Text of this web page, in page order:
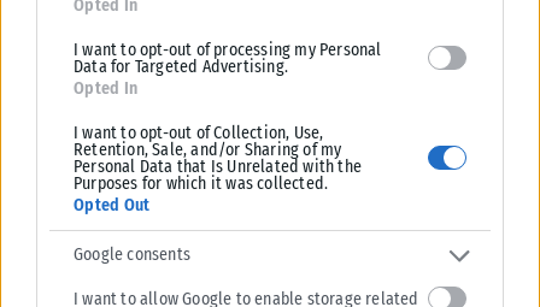
Opted In
I want to opt-out of processing my Personal
Data for Targeted Advertising.
Opted In
I want to opt-out of Collection, Use,
Retention, Sale, and/or Sharing of my
Personal Data that Is Unrelated with the
Purposes for which it was collected.
Opted Out
Google consents
I want to allow Google to enable storage related